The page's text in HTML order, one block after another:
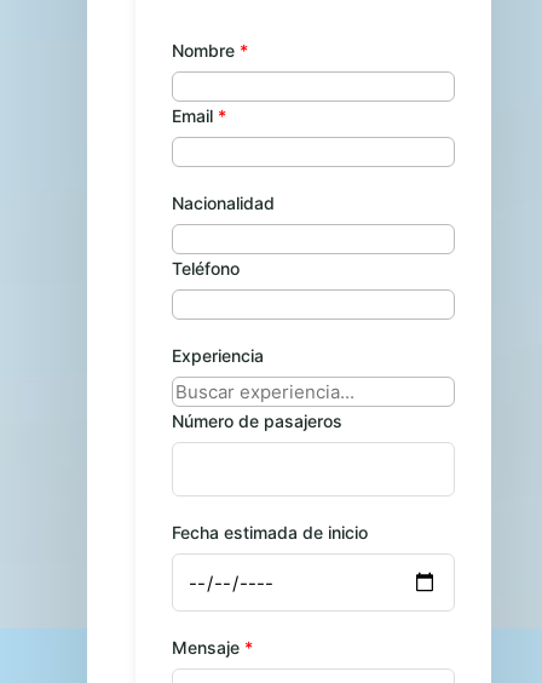
Nombre
Email
Nacionalidad
Teléfono
Experiencia
Número de pasajeros
Fecha estimada de inicio
Mensaje